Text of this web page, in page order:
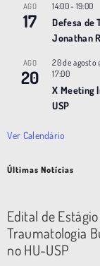
AGO
17
14:00- 19:00
Defesa de
Jonathan
AGO
20
20 de agosto
17:00
X Meeting
USP
Ver Calendário
Últimas Notícias
Edital de
Traumatologia
no HU-USP